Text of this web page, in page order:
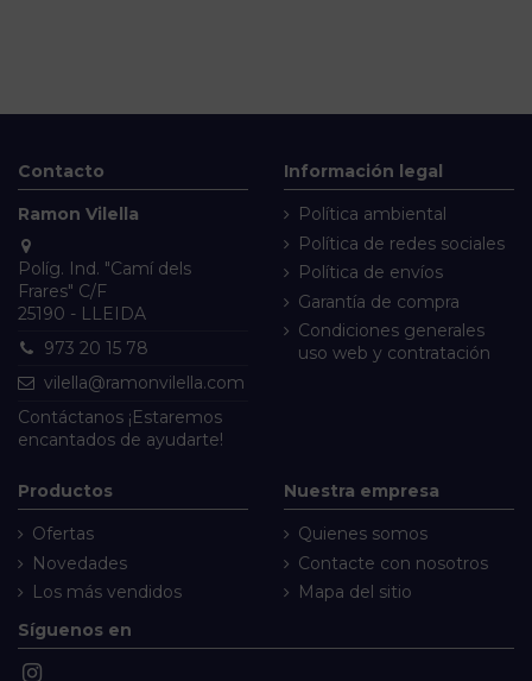
Contacto
Ramon Vilella
Políg. Ind. "Camí dels
Frares" C/F
25190 - LLEIDA
973 20 15 78
vilella@ramonvilella.com
Contáctanos ¡Estaremos
encantados de ayudarte!
Información legal
Política ambiental
Política de redes sociales
Política de envíos
Garantía de compra
Condiciones generales
uso web y contratación
Productos
Ofertas
Novedades
Los más vendidos
Nuestra empresa
Quienes somos
Contacte con nosotros
Mapa del sitio
Síguenos en